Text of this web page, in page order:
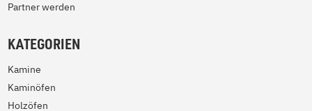
Partner werden
KATEGORIEN
Kamine
Kaminöfen
Holzöfen